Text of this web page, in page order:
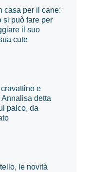
casa per il cane:
si può fare per
il suo
cute
e
detta
palco, da
le novità